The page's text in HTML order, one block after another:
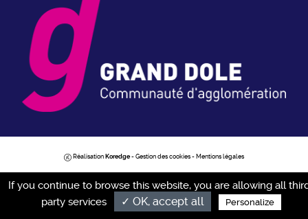
Réalisation Koredge - Gestion des cookies - Mentions légales
If you continue to browse this website, you are allowing all
party services
✓ OK, accept all Personalize